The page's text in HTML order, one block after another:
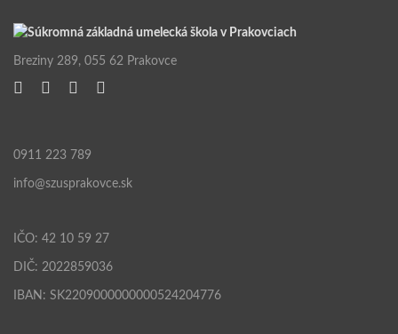
Breziny 289, 055 62 Prakovce
0911 223 789
info@szusprakovce.sk
IČO: 42 10 59 27
DIČ: 2022859036
IBAN: SK2209000000000524204776